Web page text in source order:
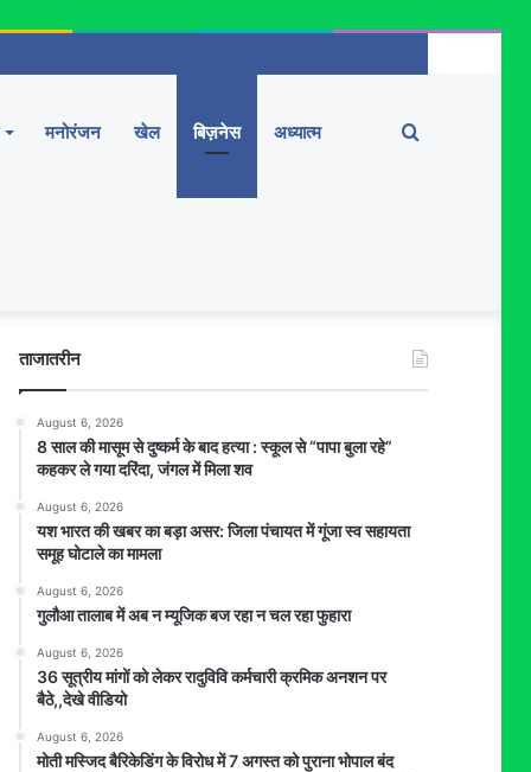
मनोरंजन खेल बिज़नेस अध्यात्म Search
ताजातरीन
August 6, 2026
8 साल की मासूम से दुष्कर्म के बाद हत्या : स्कूल से “पापा बुला रहे”
कहकर ले गया दरिंदा, जंगल में मिला शव
August 6, 2026
यश भारत की खबर का बड़ा असर: जिला पंचायत में गूंजा स्व सहायता
समूह घोटाले का मामला
August 6, 2026
गुलौआ तालाब में अब न म्यूजिक बज रहा न चल रहा फुहारा
August 6, 2026
36 सूत्रीय मांगों को लेकर रादुविवि कर्मचारी क्रमिक अनशन पर
बैठे,,देखे वीडियो
August 6, 2026
मोती मस्जिद बैरिकेडिंग के विरोध में 7 अगस्त को पुराना भोपाल बंद